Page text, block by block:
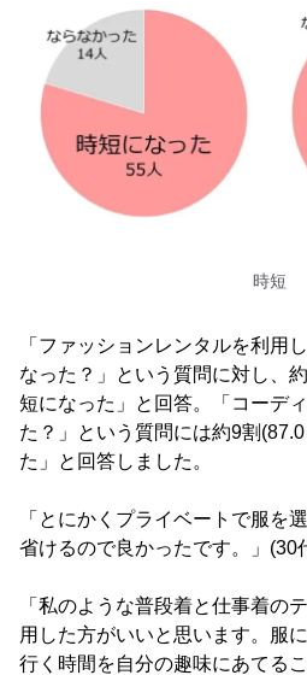
時短
「ファッションレンタルを利用
なった？」という質問に対し、
短になった」と回答。「コーデ
た？」という質問には約9割
た」と回答しました。
「とにかくプライベートで服を
省けるので良かったです。」(30
「私のような普段着と仕事着の
用した方がいいと思います。服
行く時間を自分の趣味にあてる